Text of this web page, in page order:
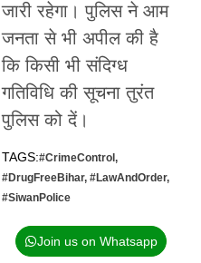
जारी रहेगा। पुलिस ने आम
जनता से भी अपील की है
कि किसी भी संदिग्ध
गतिविधि की सूचना तुरंत
पुलिस को दें।
TAGS:#CrimeControl,
#DrugFreeBihar, #LawAndOrder,
#SiwanPolice
Join us on Whatsapp